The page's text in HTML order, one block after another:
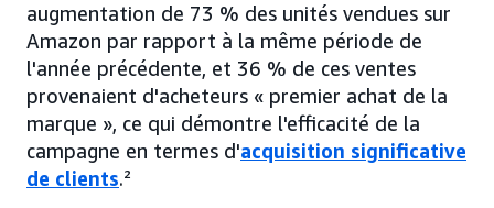
augmentation de 73 % des unités vendues sur
Amazon par rapport à la même période de
l'année précédente, et 36 % de ces ventes
provenaient d'acheteurs « premier achat de la
marque », ce qui démontre l'efficacité de la
campagne en termes d'acquisition significative
de clients.²